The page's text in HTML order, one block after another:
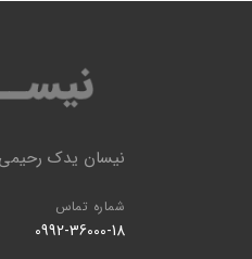
نیسان یدک
شماره تماس
0992-36000-18